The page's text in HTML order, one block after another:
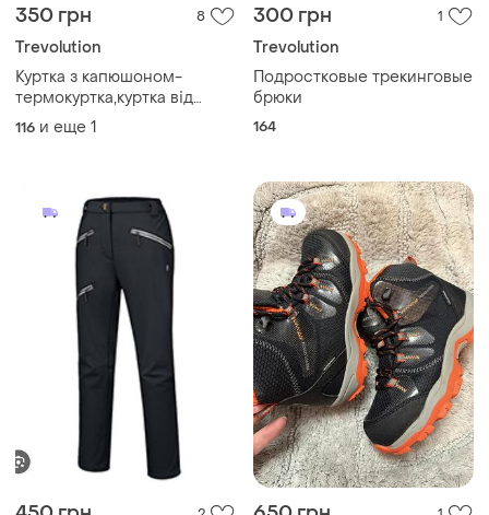
350 грн 8
Trevolution
Куртка з капюшоном-
термокуртка,куртка від
дощу 116 см trevolution
116 и еще 1
300 грн 1
Trevolution
Подростковые трекинговые
брюки
164